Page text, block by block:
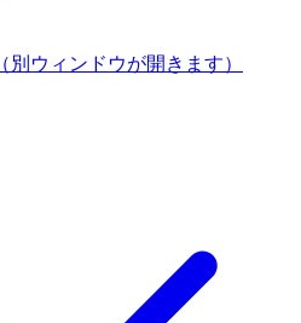
（別ウィンドウが開きます）